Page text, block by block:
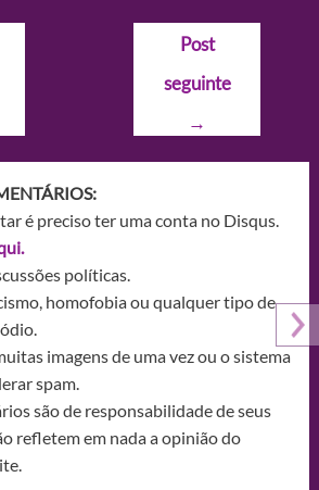
Post
seguinte
→
é preciso ter uma conta no Disqus.
políticas.
homofobia ou qualquer tipo de
imagens de uma vez ou o sistema
spam.
são de responsabilidade de seus
refletem em nada a opinião do